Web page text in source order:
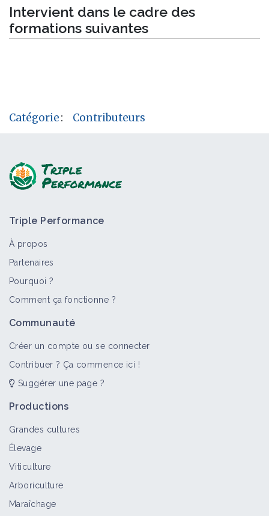
Intervient dans le cadre des
formations suivantes
Catégorie: Contributeurs
Triple Performance
À propos
Partenaires
Pourquoi ?
Comment ça fonctionne ?
Communauté
Créer un compte ou se connecter
Contribuer ? Ça commence ici !
Suggérer une page ?
Productions
Grandes cultures
Élevage
Viticulture
Arboriculture
Maraîchage